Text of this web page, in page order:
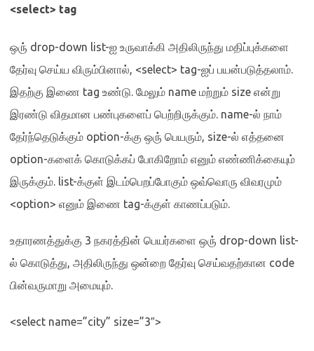
<select> tag
ஒரு் drop-down list-ஐ உருவாக்கி அதிலிருந்து மதிப்புக்களை
தேர்வு செய்ய விரும்பினால், <select> tag-ஐப் பயன்படுத்தலாம்.
இதற்கு இணை tag உண்டு. மேலும் name மற்றும் size என்று
இரண்டு விதமான பண்புகளைப் பெற்றிருக்கும். name-ல் நாம்
தேர்ந்தெடுக்கும் option-க்கு ஒரு் பெயரும், size-ல் எத்தனை
option-களைக் கொடுக்கப் போகிறோம் எனும் எண்ணிக்கையும்
இருக்கும். list-க்குள் இடம்பெறப்போகும் ஒவ்வொரு விவரமும்
<option> எனும் இணை tag-க்குள் காணப்படும்.
உதாரணத்துக்கு 3 நகரத்தின் பெயர்களை ஒரு் drop-down list-
ல் கொடுத்து, அதிலிருந்து ஒன்றை தேர்வு செய்வதற்கான code
பின்வருமாறு அமையும்.
<select name=”city” size=”3″>